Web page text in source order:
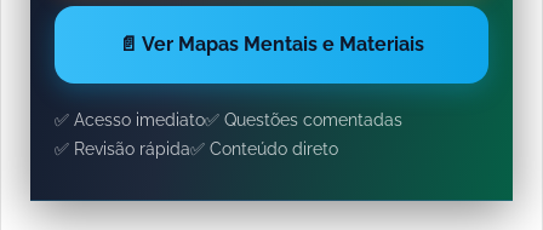
📄 Ver Mapas Mentais e Materiais
✅ Acesso imediato✅ Questões comentadas
✅ Revisão rápida✅ Conteúdo direto